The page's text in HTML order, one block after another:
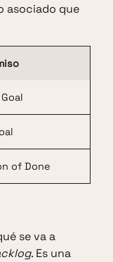
asociado que
of Done
se va a
. Es una